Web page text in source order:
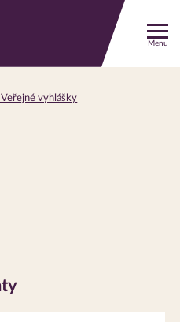
Menu
Veřejné vyhlášky